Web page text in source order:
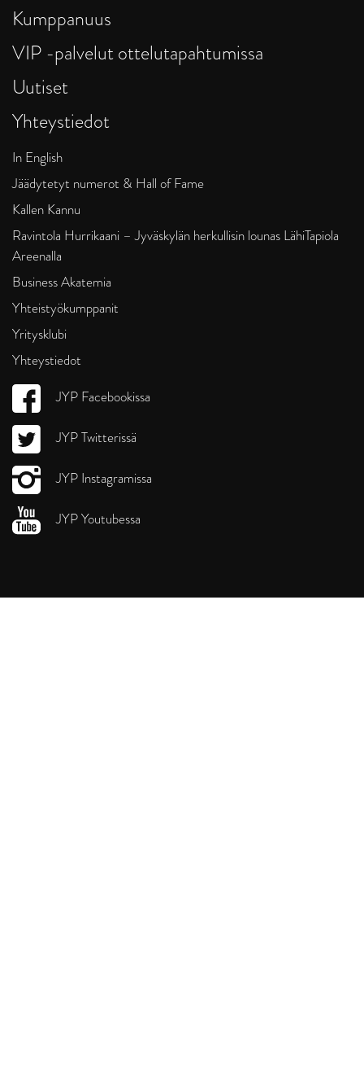
Kumppanuus
VIP -palvelut ottelutapahtumissa
Uutiset
Yhteystiedot
In English
Jäädytetyt numerot & Hall of Fame
Kallen Kannu
Ravintola Hurrikaani – Jyväskylän herkullisin lounas LähiTapiola
Areenalla
Business Akatemia
Yhteistyökumppanit
Yritysklubi
Yhteystiedot
JYP Facebookissa
JYP Twitterissä
JYP Instagramissa
JYP Youtubessa